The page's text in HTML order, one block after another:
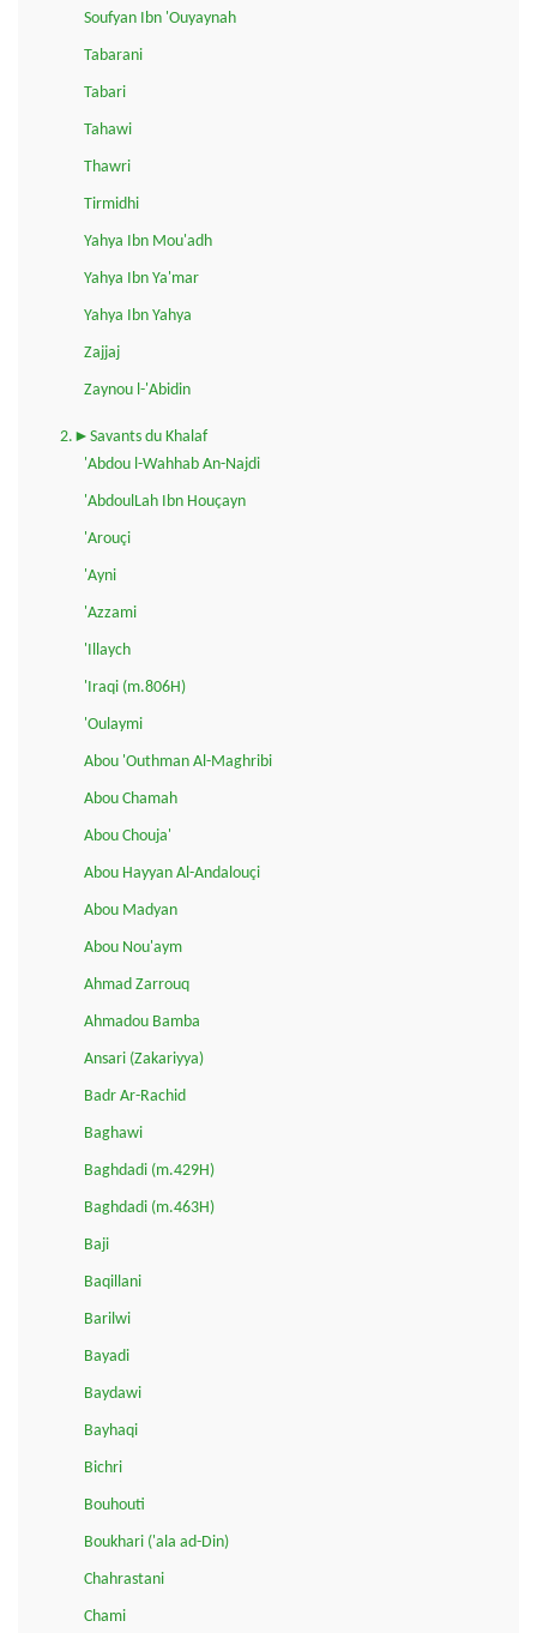
Soufyan Ibn 'Ouyaynah
Tabarani
Tabari
Tahawi
Thawri
Tirmidhi
Yahya Ibn Mou'adh
Yahya Ibn Ya'mar
Yahya Ibn Yahya
Zajjaj
Zaynou l-'Abidin
2.►Savants du Khalaf
'Abdou l-Wahhab An-Najdi
'AbdoulLah Ibn Houçayn
'Arouçi
'Ayni
'Azzami
'Illaych
'Iraqi (m.806H)
'Oulaymi
Abou 'Outhman Al-Maghribi
Abou Chamah
Abou Chouja'
Abou Hayyan Al-Andalouçi
Abou Madyan
Abou Nou'aym
Ahmad Zarrouq
Ahmadou Bamba
Ansari (Zakariyya)
Badr Ar-Rachid
Baghawi
Baghdadi (m.429H)
Baghdadi (m.463H)
Baji
Baqillani
Barilwi
Bayadi
Baydawi
Bayhaqi
Bichri
Bouhouti
Boukhari ('ala ad-Din)
Chahrastani
Chami